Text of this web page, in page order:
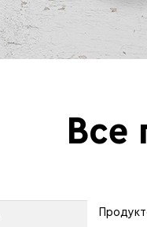
Все